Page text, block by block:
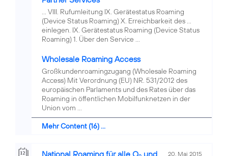
... VIII. Rufumleitung IX. Gerätestatus Roaming
(Device Status Roaming) X. Erreichbarkeit des ...
einlegen. IX. Gerätestatus Roaming (Device Status
Roaming) 1. Über den Service ...
Wholesale Roaming Access
Großkundenroamingzugang (Wholesale Roaming
Access) Mit Verordnung (EU) NR. 531/2012 des
europäischen Parlaments und des Rates über das
Roaming in öffentlichen Mobilfunknetzen in der
Union vom ...
Mehr Content (16) ...
National Roaming für alle O und
20. Mai 2015